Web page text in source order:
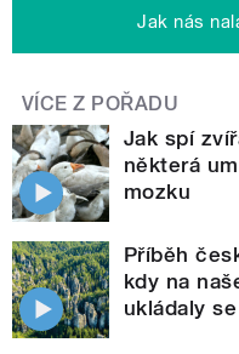
Jak nás
VÍCE Z POŘADU
Jak spí
některá
mozku
Příběh
kdy na
ukládaly